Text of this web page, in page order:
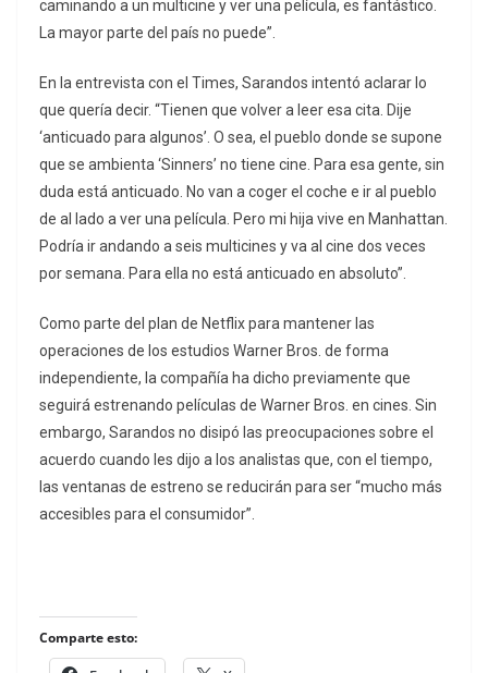
caminando a un multicine y ver una película, es fantástico.
La mayor parte del país no puede”.
En la entrevista con el Times, Sarandos intentó aclarar lo
que quería decir. “Tienen que volver a leer esa cita. Dije
‘anticuado para algunos’. O sea, el pueblo donde se supone
que se ambienta ‘Sinners’ no tiene cine. Para esa gente, sin
duda está anticuado. No van a coger el coche e ir al pueblo
de al lado a ver una película. Pero mi hija vive en Manhattan.
Podría ir andando a seis multicines y va al cine dos veces
por semana. Para ella no está anticuado en absoluto”.
Como parte del plan de Netflix para mantener las
operaciones de los estudios Warner Bros. de forma
independiente, la compañía ha dicho previamente que
seguirá estrenando películas de Warner Bros. en cines. Sin
embargo, Sarandos no disipó las preocupaciones sobre el
acuerdo cuando les dijo a los analistas que, con el tiempo,
las ventanas de estreno se reducirán para ser “mucho más
accesibles para el consumidor”.
Comparte esto: